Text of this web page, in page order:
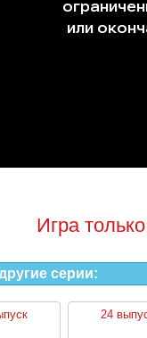
Игра
серии:
24